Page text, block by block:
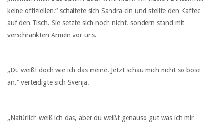
keine offiziellen.“ schaltete sich Sandra ein und stellte den Kaffee
auf den Tisch. Sie setzte sich noch nicht, sondern stand mit
verschränkten Armen vor uns.
„Du weißt doch wie ich das meine. Jetzt schau mich nicht so böse
an.“ verteidigte sich Svenja.
„Natürlich weiß ich das, aber du weißt genauso gut was ich mir